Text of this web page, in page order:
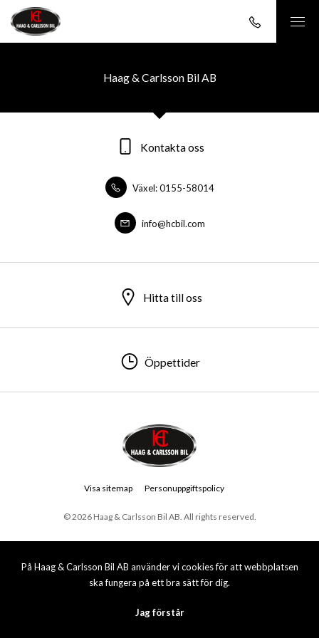
På Haag & Carlsson Bil AB använder vi cookies för att webbplatsen
ska fungera på ett bra sätt för dig.
Jag förstår
Haag & Carlsson Bil AB
Kontakta oss
Växel: 0155-58014
info@hcbil.com
Hitta till oss
Öppettider
© 2026 Haag & Carlsson Bil AB. All rights reserved.
Visa sitemap Personuppgiftspolicy